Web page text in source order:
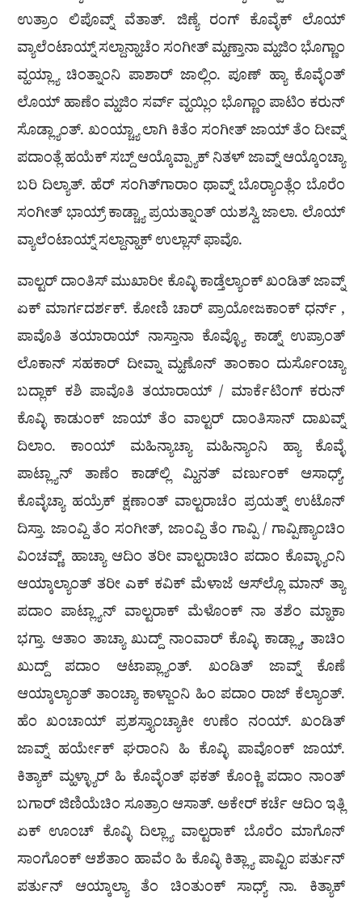
ಉತ್ರಾಂ ಲಿಪೊವ್ನ್ ವೆತಾತ್. ಜಿಣ್ಯೆ ರಂಗ್ ಕೊವ್ಳೆಕ್ ಲೊಯ್
ವ್ಯಾಲೆಂಟಾಯ್ನ್ ಸಲ್ದಾನ್ಹಾಚೆಂ ಸಂಗೀತ್ ಮ್ಹಣ್ತಾನಾ ಮ್ಹಜಿಂ ಭೊಗ್ಣಾಂ
ವ್ಹಯ್ಲ್ಯಾ ಚಿಂತ್ನಾಂನಿ ಪಾಶಾರ್ ಜಾಲ್ಲಿಂ. ಪೂಣ್ ಹ್ಯಾ ಕೊವ್ಳೆಂತ್
ಲೊಯ್ ಹಾಣೆಂ ಮ್ಹಜಿಂ ಸರ್ವ್ ವ್ಹಯ್ಲಿಂ ಭೊಗ್ಣಾಂ ಪಾಟಿಂ ಕರುನ್
ಸೊಡ್ಲ್ಯಾಂತ್. ಖಂಯ್ಚ್ಯಾ ಲಾಗಿ ಕಿತೆಂ ಸಂಗೀತ್ ಜಾಯ್ ತೆಂ ದೀವ್ನ್
ಪದಾಂತ್ಲೆ ಹಯೆಕ್ ಸಬ್ದ್ ಆಯ್ಕೊವ್ಪ್ಯಾಕ್ ನಿತಳ್ ಜಾವ್ನ್ ಆಯ್ಕೊಂಚ್ಯಾ
ಬರಿ ದಿಲ್ಯಾತ್. ಹೆರ್ ಸಂಗಿತ್‍ಗಾರಾಂ ಥಾವ್ನ್ ಬೊರ‍್ಯಾಂತ್ಲೆಂ ಬೊರೆಂ
ಸಂಗೀತ್ ಭಾಯ್ರ್ ಕಾಡ್ಚ್ಯಾ ಪ್ರಯತ್ನಾಂತ್ ಯಶಸ್ವಿ ಜಾಲಾ. ಲೊಯ್
ವ್ಯಾಲೆಂಟಾಯ್ನ್ ಸಲ್ದಾನ್ಹಾಕ್ ಉಲ್ಲಾಸ್ ಫಾವೊ.
ವಾಲ್ಟರ್ ದಾಂತಿಸ್ ಮುಖಾರೀ ಕೊವ್ಳಿ ಕಾಡ್ತೆಲ್ಯಾಂಕ್ ಖಂಡಿತ್ ಜಾವ್ನ್
ಏಕ್ ಮಾರ್ಗದರ್ಶಕ್. ಕೋಣಿ ಚಾರ್ ಪ್ರಾಯೋಜಕಾಂಕ್ ಧರ್ನ್ ,
ಪಾವೊತಿ ತಯಾರಾಯ್ ನಾಸ್ತಾನಾ ಕೊವ್ಳ್ಯೊ ಕಾಡ್ನ್ ಉಪ್ರಾಂತ್
ಲೊಕಾನ್ ಸಹಕಾರ್ ದೀವ್ನಾ ಮ್ಹಣೊನ್ ತಾಂಕಾಂ ದುರ್ಸೊಂಚ್ಯಾ
ಬದ್ಲಾಕ್ ಕಶಿ ಪಾವೊತಿ ತಯಾರಾಯ್ / ಮಾರ್ಕೆಟಿಂಗ್ ಕರುನ್
ಕೊವ್ಳಿ ಕಾಡುಂಕ್ ಜಾಯ್ ತೆಂ ವಾಲ್ಟರ್ ದಾಂತಿಸಾನ್ ದಾಖವ್ನ್
ದಿಲಾಂ. ಕಾಂಯ್ ಮಹಿನ್ಯಾಚ್ಯಾ ಮಹಿನ್ಯಾಂನಿ ಹ್ಯಾ ಕೊವ್ಳೆ
ಪಾಟ್ಲ್ಯಾನ್ ತಾಣೆಂ ಕಾಡ್‍ಲ್ಲಿ ಮ್ಹಿನತ್ ವರ್ಣುಂಕ್ ಆಸಾಧ್ಯ್.
ಕೊವ್ಳೆಚ್ಯಾ ಹಯ್ರೆಕ್ ಕ್ಷಣಾಂತ್ ವಾಲ್ಟರಾಚೆಂ ಪ್ರಯತ್ನ್ ಉಟೊನ್
ದಿಸ್ತಾ. ಜಾಂವ್ದಿ ತೆಂ ಸಂಗೀತ್, ಜಾಂವ್ದಿ ತೆಂ ಗಾವ್ಪಿ / ಗಾವ್ಪಿಣ್ಯಾಂಚಿಂ
ವಿಂಚವ್ಣ್. ಹಾಚ್ಯಾ ಆದಿಂ ತರೀ ವಾಲ್ಟರಾಚಿಂ ಪದಾಂ ಕೊವ್ಳ್ಯಾಂನಿ
ಆಯ್ಕಾಲ್ಯಾಂತ್ ತರೀ ಎಕ್ ಕವಿಕ್ ಮೆಳಾಜೆ ಆಸ್‍ಲ್ಲೊ ಮಾನ್ ತ್ಯಾ
ಪದಾಂ ಪಾಟ್ಲ್ಯಾನ್ ವಾಲ್ಟರಾಕ್ ಮೆಳೊಂಕ್ ನಾ ತಶೆಂ ಮ್ಹಾಕಾ
ಭಗ್ತಾ. ಆತಾಂ ತಾಚ್ಯಾ ಖುದ್ದ್ ನಾಂವಾರ್ ಕೊವ್ಳಿ ಕಾಡ್ಲ್ಯಾ, ತಾಚಿಂ
ಖುದ್ದ್ ಪದಾಂ ಆಟಾಪ್ಲ್ಯಾಂತ್. ಖಂಡಿತ್ ಜಾವ್ನ್ ಕೊಣೆ
ಆಯ್ಕಾಲ್ಯಾಂತ್ ತಾಂಚ್ಯಾ ಕಾಳ್ಜಾಂನಿ ಹಿಂ ಪದಾಂ ರಾಜ್ ಕೆಲ್ಯಾಂತ್.
ಹೆಂ ಖಂಚಾಯ್ ಪ್ರಶಸ್ತ್ಯಾಂಚ್ಯಾಕೀ ಉಣೆಂ ನಂಯ್. ಖಂಡಿತ್
ಜಾವ್ನ್ ಹರ್ಯೇಕ್ ಘರಾಂನಿ ಹಿ ಕೊವ್ಳಿ ಪಾವೊಂಕ್ ಜಾಯ್.
ಕಿತ್ಯಾಕ್ ಮ್ಹಳ್ಳ್ಯಾರ್ ಹಿ ಕೊವ್ಳೆಂತ್ ಫಕತ್ ಕೊಂಕ್ಣಿ ಪದಾಂ ನಾಂತ್
ಬಗಾರ್ ಜಿಣಿಯೆಚಿಂ ಸೂತ್ರಾಂ ಆಸಾತ್. ಅಕೇರ್ ಕರ್ಚೆ ಆದಿಂ ಇತ್ಲಿ
ಏಕ್ ಊಂಚ್ ಕೊವ್ಳಿ ದಿಲ್ಲ್ಯಾ ವಾಲ್ಟರಾಕ್ ಬೊರೆಂ ಮಾಗೊನ್
ಸಾಂಗೊಂಕ್ ಆಶೆತಾಂ ಹಾವೆಂ ಹಿ ಕೊವ್ಳಿ ಕಿತ್ಲ್ಯಾ ಪಾವ್ಟಿಂ ಪರ್ತುನ್
ಪರ್ತುನ್ ಆಯ್ಕಾಲ್ಯಾ ತೆಂ ಚಿಂತುಂಕ್ ಸಾಧ್ಯ್ ನಾ. ಕಿತ್ಯಾಕ್